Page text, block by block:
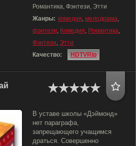
Романтика, Фэнтези, Этти
Жанры: комедия, мелодрама,
фэнтези, Комедия, Романтика,
Фэнтези, Этти
Качество:
HDTVRip
В уставе школы «Дэймонд»
нет параграфа,
запрещающего учащимся
драться. Совершенно